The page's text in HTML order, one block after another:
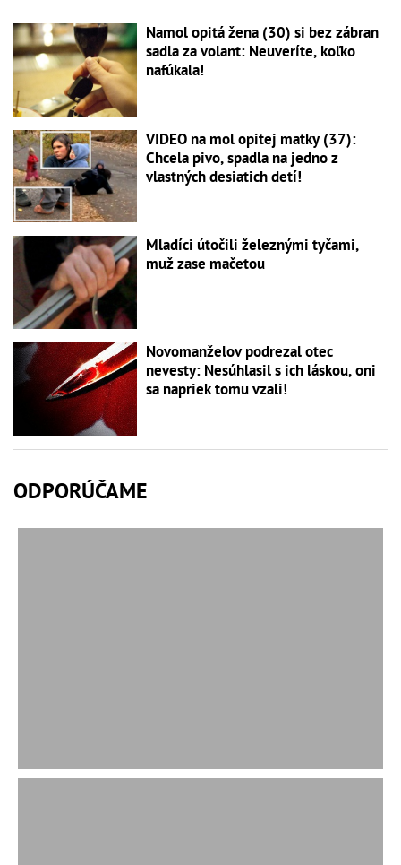
Namol opitá žena (30) si bez zábran
sadla za volant: Neuveríte, koľko
nafúkala!
VIDEO na mol opitej matky (37):
Chcela pivo, spadla na jedno z
vlastných desiatich detí!
Mladíci útočili železnými tyčami,
muž zase mačetou
Novomanželov podrezal otec
nevesty: Nesúhlasil s ich láskou, oni
sa napriek tomu vzali!
ODPORÚČAME